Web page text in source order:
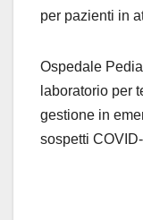
per pazienti in
Ospedale
laboratorio per
gestione in
sospetti